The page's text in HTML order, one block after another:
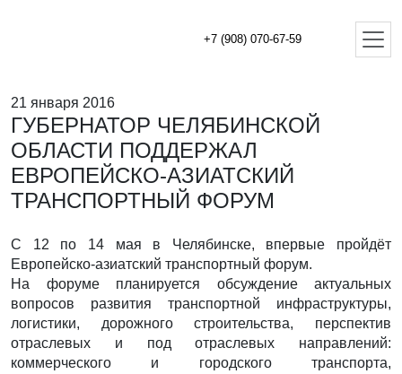
+7 (908) 070-67-59
21 января 2016
ГУБЕРНАТОР ЧЕЛЯБИНСКОЙ
ОБЛАСТИ ПОДДЕРЖАЛ
ЕВРОПЕЙСКО-АЗИАТСКИЙ
ТРАНСПОРТНЫЙ ФОРУМ
С 12 по 14 мая в Челябинске, впервые пройдёт
Европейско-азиатский транспортный форум.
На форуме планируется обсуждение актуальных
вопросов развития транспортной инфраструктуры,
логистики, дорожного строительства, перспектив
отраслевых и под отраслевых направлений:
коммерческого и городского транспорта,